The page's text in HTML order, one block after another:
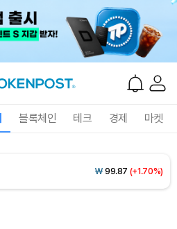
블록체인 테크 경제 마켓
₩ 1,467(+1.58%)
₩ 99.87 (+1.70%)